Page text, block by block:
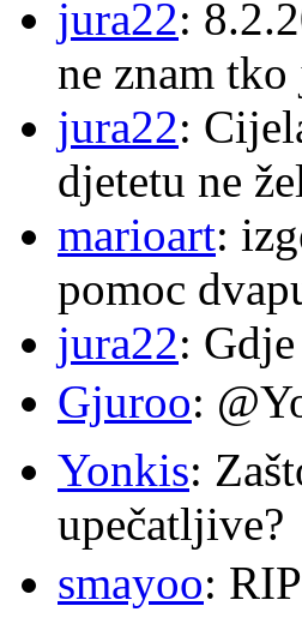
jura22:
ne znam
jura22:
djetetu ne
marioart:
pomoc
jura22:
Gjuroo:
Yonkis:
upečatljive?
smayoo: RIP